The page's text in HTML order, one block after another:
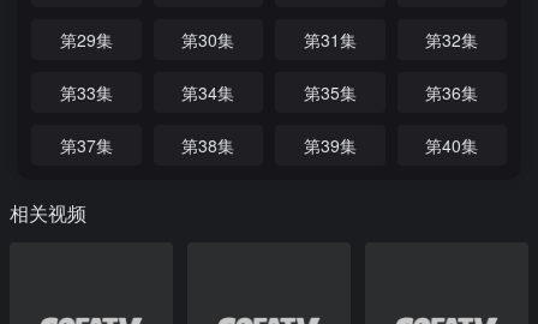
第29集 第30集 第31集 第32集
第33集 第34集 第35集 第36集
第37集 第38集 第39集 第40集
相关视频